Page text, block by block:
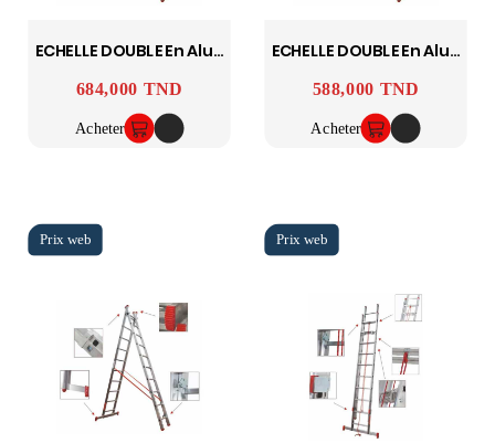
ECHELLE DOUBLE En Aluminium 5MX2 ASCADA
Prix
684,000 TND
Acheter
ECHELLE DOUBLE En Aluminium 4MX2 ASCADA
Prix
588,000 TND
Acheter